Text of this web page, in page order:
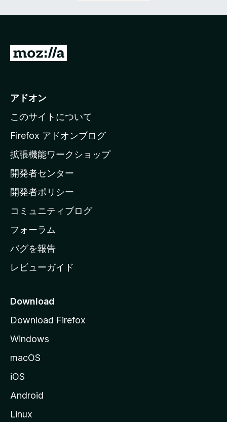
M
i
l
a
ホ
ー
ム
ー
ジ
へ
アドオン
このサイトについて
Firefox アドオンブログ
拡張機能ワークショップ
開発者センター
開発者ポリシー
コミュニティブログ
フォーラム
バグを報告
レビューガイド
Download
Download Firefox
Windows
macOS
iOS
Android
Linux